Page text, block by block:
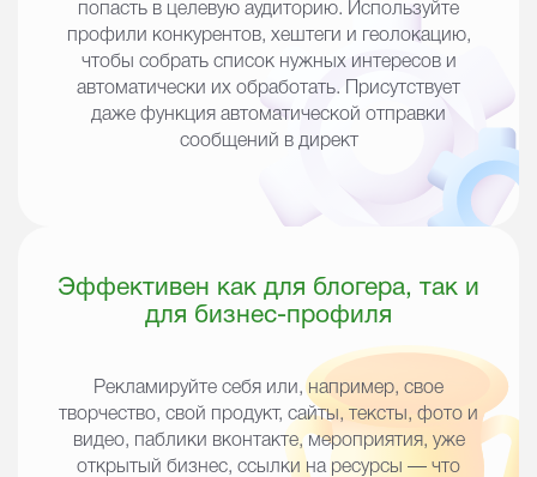
попасть в целевую аудиторию. Используйте
профили конкурентов, хештеги и геолокацию,
чтобы собрать список нужных интересов и
автоматически их обработать. Присутствует
даже функция автоматической отправки
сообщений в директ
Эффективен как для блогера, так и
для бизнес-профиля
Рекламируйте себя или, например, свое
творчество, свой продукт, сайты, тексты, фото и
видео, паблики вконтакте, мероприятия, уже
открытый бизнес, ссылки на ресурсы — что